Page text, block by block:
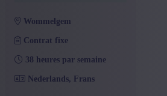
wommelgem
Contrat fixe
38 heures par semaine
Nederlands, Frans